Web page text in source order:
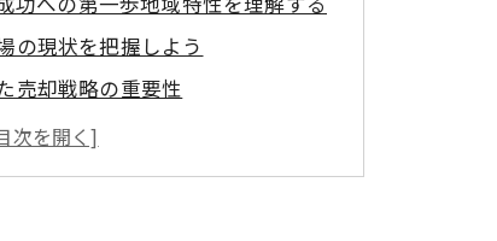
の現状を把握しよう
売却戦略の重要性
性を分析する
導く地域の特徴